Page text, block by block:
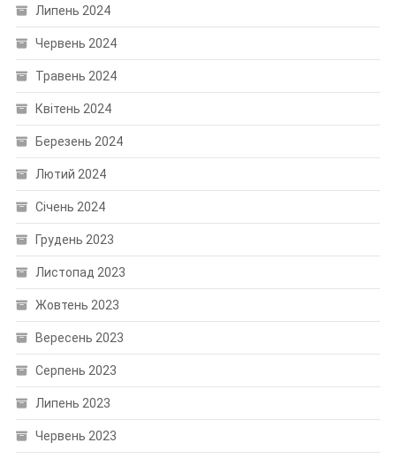
Липень 2024
Червень 2024
Травень 2024
Квітень 2024
Березень 2024
Лютий 2024
Січень 2024
Грудень 2023
Листопад 2023
Жовтень 2023
Вересень 2023
Серпень 2023
Липень 2023
Червень 2023